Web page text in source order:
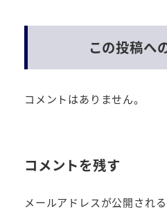
この投稿へ
コメントはありません。
コメントを残す
メールアドレスが公開され